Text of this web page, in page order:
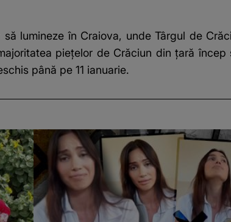
lumineze în Craiova, unde Târgul de
piețelor de Crăciun din țară
până pe 11 ianuarie.